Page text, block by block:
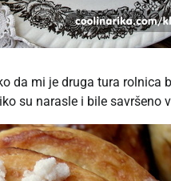
da mi je druga tura
su narasle i bile